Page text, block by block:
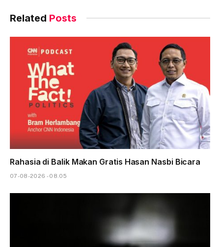
Related Posts
Rahasia di Balik Makan Gratis Hasan Nasbi Bicara
07-08-2026 - 08.05